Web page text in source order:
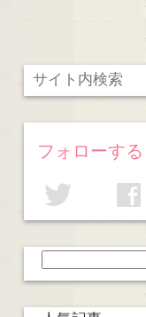
フォローする
twitter facebook